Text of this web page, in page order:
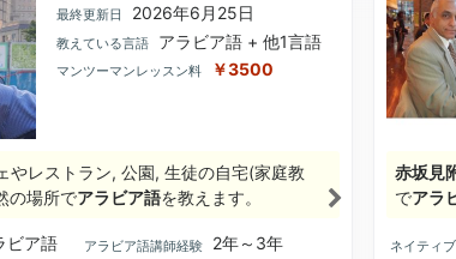
最終更新日 2026年6月25日
教えている言語 アラビア語 + 他1言語
マンツーマンレッスン料 ￥3500
やレストラン, 公園, 生徒の自宅(家庭教
の場所でアラビア語を教えます。
ビア語 アラビア語講師経験
2年～3年
赤坂見
でアラ
ネイティ